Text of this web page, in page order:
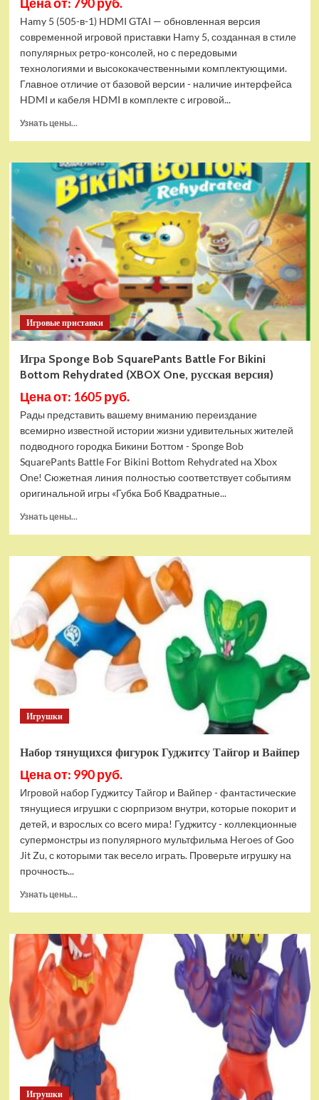
Hamy 5 (505-в-1) HDMI GTAI — обновленная версия
современной игровой приставки Hamy 5, созданная в стиле
популярных ретро-консолей, но с передовыми
технологиями и высококачественными комплектующими.
Главное отличие от базовой версии - наличие интерфейса
HDMI и кабеля HDMI в комплекте с игровой...
Узнать цены...
Игровая
приставка
Hamy
5
(505-
в-1)
HDMI
GTA
Игровые приставки
Игра Sponge Bob SquarePants Battle For Bikini
Bottom Rehydrated (XBOX One, русская версия)
Цена от: 1605 руб.
Рады представить вашему вниманию переиздание
всемирно известной истории жизни удивительных жителей
подводного городка Бикини Боттом - Sponge Bob
SquarePants Battle For Bikini Bottom Rehydrated на Xbox
One! Сюжетная линия полностью соответствует событиям
оригинальной игры «Губка Боб Квадратные...
Узнать цены...
Игра
Sponge
Bob
SquarePants
Battle
For
Bikini
Bottom
Rehydrated
(XBOX
Игрушки
Набор тянущихся фигурок Гуджитсу Тайгор и Вайпер
Цена от: 990 руб.
Игровой набор Гуджитсу Тайгор и Вайпер - фантастические
тянущиеся игрушки с сюрпризом внутри, которые покорит и
детей, и взрослых со всего мира! Гуджитсу - коллекционные
супермонстры из популярного мультфильма Heroes of Goo
Jit Zu, с которыми так весело играть. Проверьте игрушку на
прочность...
Узнать цены...
Набор
тянущихся
фигурок
Гуджитсу
Тайгор
и
Вайпер
Игрушки